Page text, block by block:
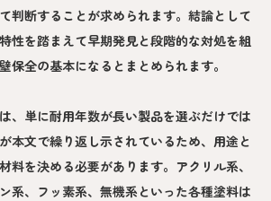
判断することが求められます。結論として
性を踏まえて早期発見と段階的な対処を組
保全の基本になるとまとめられます。
、単に耐用年数が長い製品を選ぶだけでは
本文で繰り返し示されているため、用途と
料を決める必要があります。アクリル系、
系、フッ素系、無機系といった各種塗料は